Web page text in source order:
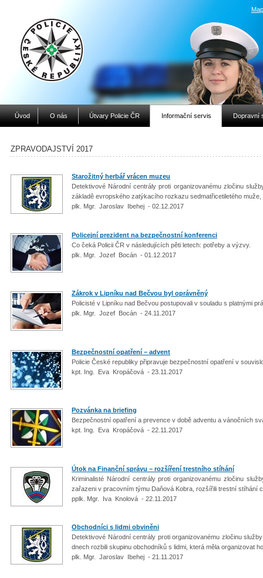
Úvod O nás Útvary Policie ČR Informační servis Dopravní
ZPRAVODAJSTVÍ 2017
Starožitný herbář vrácen muzeu
Detektivové Národní centrály proti organizovanému zločinu
základě evropského zatýkacího rozkazu sedmatřicetiletého
plk. Mgr. Jaroslav Ibehej - 02.12.2017
Policejní prezident na bezpečnostní konferenci
Co čeká Policii ČR v následujících pěti letech: potřeby a výzvy.
plk. Mgr. Jozef Bocán - 01.12.2017
Zákrok v Lipníku nad Bečvou byl oprávněný
Policisté v Lipníku nad Bečvou postupovali v souladu s platnými
plk. Mgr. Jozef Bocán - 24.11.2017
Bezpečnostní opatření – advent
Policie České republiky připravuje bezpečnostní opatření v
kpt. Ing. Eva Kropáčová - 23.11.2017
Pozvánka na briefing
Bezpečnostní opatření a prevence v době adventu a vánočních
kpt. Ing. Eva Kropáčová - 22.11.2017
Útok na Finanční správu – rozšíření trestního stíhání
Kriminalisté Národní centrály proti organizovanému zločinu
zařazeni v pracovním týmu Daňová Kobra, rozšířili trestní stíhání
pplk. Mgr. Iva Knolová - 22.11.2017
Obchodníci s lidmi obviněni
Detektivové Národní centrály proti organizovanému zločinu
dnech rozbili skupinu obchodníků s lidmi, která měla organizovat
plk. Mgr. Jaroslav Ibehej - 21.11.2017